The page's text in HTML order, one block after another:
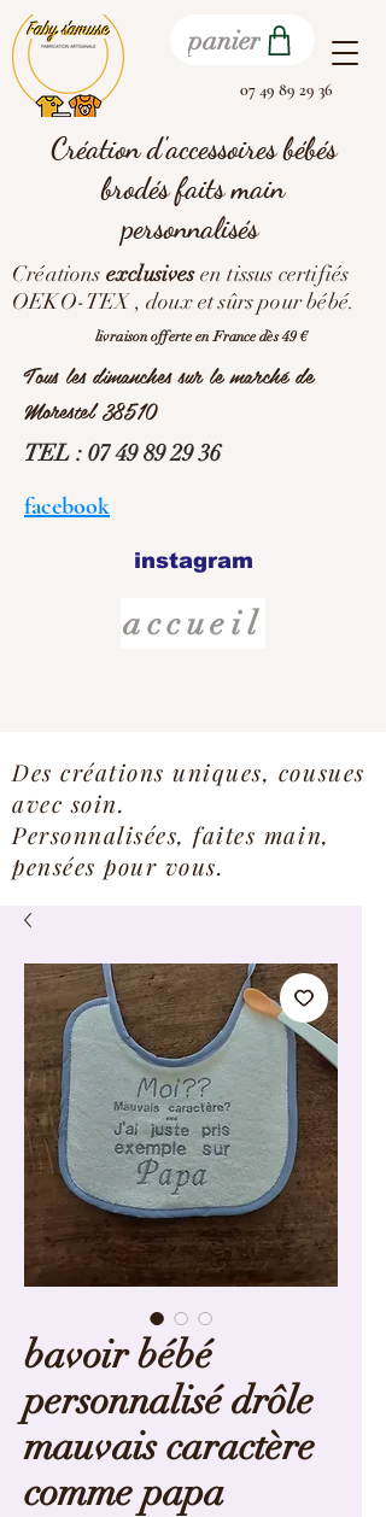
panier
livraison offerte en France dès 49 €
07 49 89 29 36
Tous les dimanches sur le marché de
Morestel 38510
facebook
TEL : 07 49 89 29 36
Création d'accessoires bébés
brodés faits main
personnalisés
instagram
Créations exclusivesen tissus certifiés
OEKO-TEX , doux et sûrs pour bébé.
accueil
Des créations uniques, cousues
avec soin.
Personnalisées, faites main,
pensées pour vous.
bavoir bébé
personnalisé drôle
mauvais caractère
comme papa